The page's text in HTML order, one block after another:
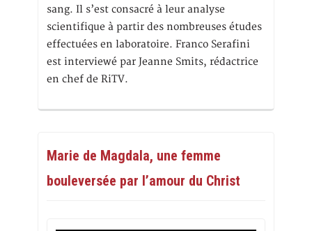
sang. Il s’est consacré à leur analyse
scientifique à partir des nombreuses études
effectuées en laboratoire. Franco Serafini
est interviewé par Jeanne Smits, rédactrice
en chef de RiTV.
Marie de Magdala, une femme
bouleversée par l’amour du Christ